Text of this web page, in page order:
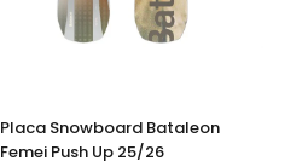
Placa Snowboard Bataleon
Femei Push Up 25/26